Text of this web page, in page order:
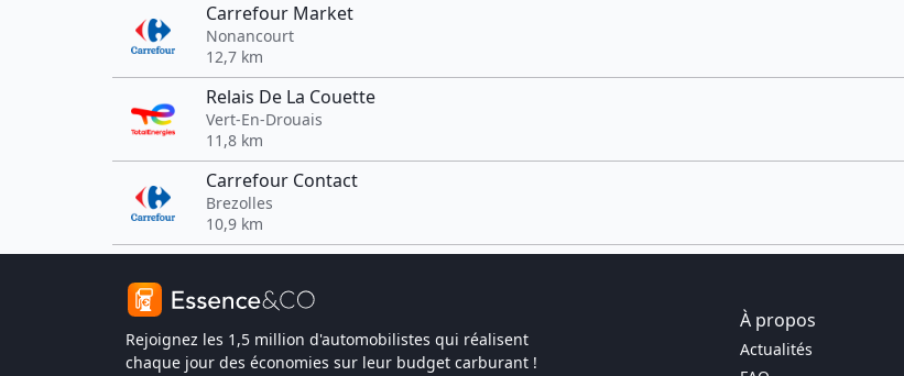
Carrefour Market
Nonancourt
12,7 km
Relais De La Couette
Vert-En-Drouais
11,8 km
Carrefour Contact
Brezolles
10,9 km
Rejoignez les 1,5 million d'automobilistes qui réalisent
chaque jour des économies sur leur budget carburant !
À propos
Actualités